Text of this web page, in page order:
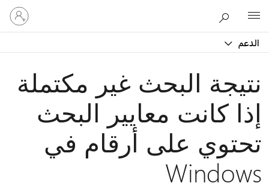
الدعم
تسجيل
الدخول
إلى
نتيجة البحث غير مكتملة
إذا كانت معايير البحث
تحتوي على أرقام في
Windows